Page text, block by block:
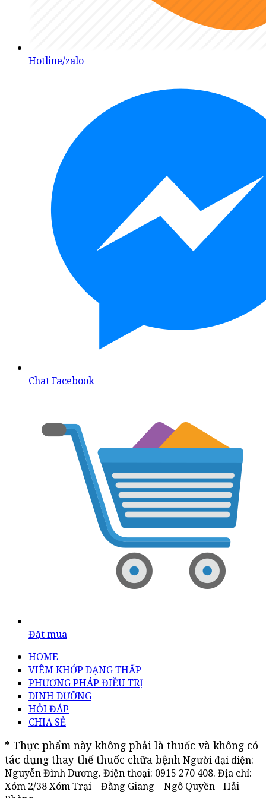
Hotline/zalo
Chat Facebook
Đặt mua
HOME
VIÊM KHỚP DẠNG THẤP
PHƯƠNG PHÁP ĐIỀU TRỊ
DINH DƯỠNG
HỎI ĐÁP
CHIA SẺ
* Thực phẩm này không phải là thuốc và không có
tác dụng thay thế thuốc chữa bệnh Người đại diện:
Nguyễn Đình Dương. Điện thoại: 0915 270 408. Địa chỉ:
Xóm 2/38 Xóm Trại – Đằng Giang – Ngô Quyền - Hải